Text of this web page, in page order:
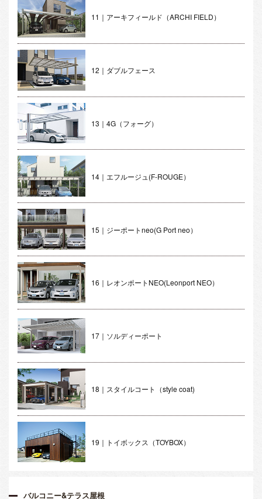
11｜アーキフィールド（ARCHI FIELD）
12｜ダブルフェース
13｜4G（フォーグ）
14｜エフルージュ(F-ROUGE）
15｜ジーポートneo(G Port neo）
16｜レオンポートNEO(Leonport NEO）
17｜ソルディーポート
18｜スタイルコート（style coat)
19｜トイボックス（TOYBOX）
バルコニー&テラス屋根